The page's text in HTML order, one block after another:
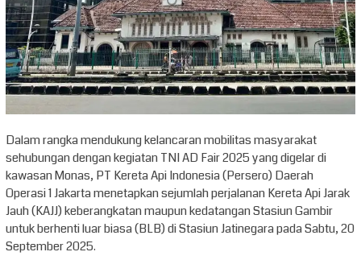
Dalam rangka mendukung kelancaran mobilitas masyarakat
sehubungan dengan kegiatan TNI AD Fair 2025 yang digelar di
kawasan Monas, PT Kereta Api Indonesia (Persero) Daerah
Operasi 1 Jakarta menetapkan sejumlah perjalanan Kereta Api Jarak
Jauh (KAJJ) keberangkatan maupun kedatangan Stasiun Gambir
untuk berhenti luar biasa (BLB) di Stasiun Jatinegara pada Sabtu, 20
September 2025.